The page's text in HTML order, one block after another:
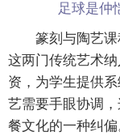
足球是仲
篆刻与陶艺课
这两门传统艺术
资，为学生提供
艺需要手眼协调
餐文化的一种纠偏